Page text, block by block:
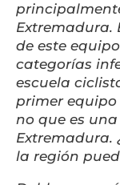
Extremadura.
de este
categorías
escuela
primer equipo
no que es una
Extremadura.
la región